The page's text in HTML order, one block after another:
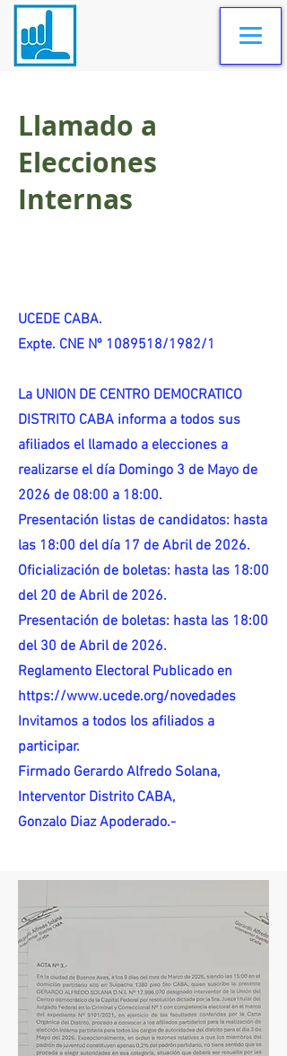
Llamado a
Elecciones
Internas
UCEDE CABA.
Expte. CNE Nº 1089518/1982/1
La UNION DE CENTRO DEMOCRATICO
DISTRITO CABA informa a todos sus
afiliados el llamado a elecciones a
realizarse el día Domingo 3 de Mayo de
2026 de 08:00 a 18:00.
Presentación listas de candidatos: hasta
las 18:00 del día 17 de Abril de 2026.
Oficialización de boletas: hasta las 18:00
del 20 de Abril de 2026.
Presentación de boletas: hasta las 18:00
del 30 de Abril de 2026.
Reglamento Electoral Publicado en
https://www.ucede.org/novedades
Invitamos a todos los afiliados a
participar.
Firmado Gerardo Alfredo Solana,
Interventor Distrito CABA,
Gonzalo Diaz Apoderado.-